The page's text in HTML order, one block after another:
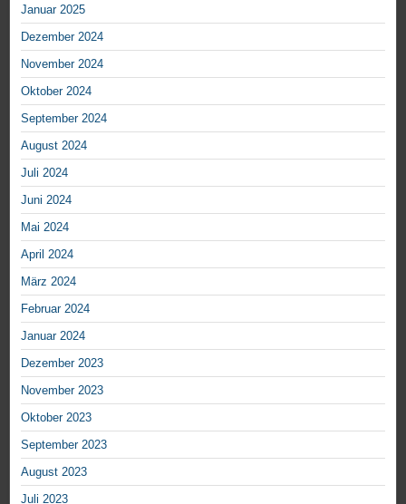
Januar 2025
Dezember 2024
November 2024
Oktober 2024
September 2024
August 2024
Juli 2024
Juni 2024
Mai 2024
April 2024
März 2024
Februar 2024
Januar 2024
Dezember 2023
November 2023
Oktober 2023
September 2023
August 2023
Juli 2023